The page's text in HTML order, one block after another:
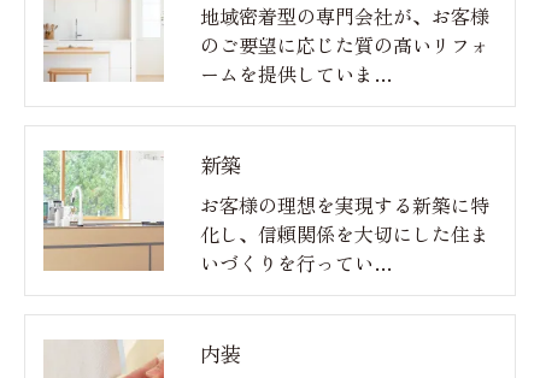
地域密着型の専門会社が、お客様
のご要望に応じた質の高いリフォ
ームを提供していま…
新築
お客様の理想を実現する新築に特
化し、信頼関係を大切にした住ま
いづくりを行ってい…
内装